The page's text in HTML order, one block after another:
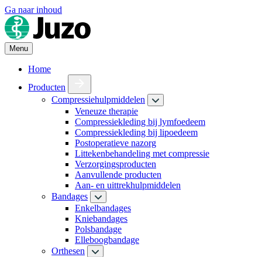
Ga naar inhoud
Menu
Home
Producten
Compressiehulpmiddelen
Veneuze therapie
Compressiekleding bij lymfoedeem
Compressiekleding bij lipoedeem
Postoperatieve nazorg
Littekenbehandeling met compressie
Verzorgingsproducten
Aanvullende producten
Aan- en uittrekhulpmiddelen
Bandages
Enkelbandages
Kniebandages
Polsbandage
Elleboogbandage
Orthesen